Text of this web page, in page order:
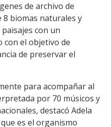
de archivo de
biomas naturales y
con un
con el objetivo de
de preservar el
para acompañar al
por 70 músicos y
destacó Adela
es el organismo